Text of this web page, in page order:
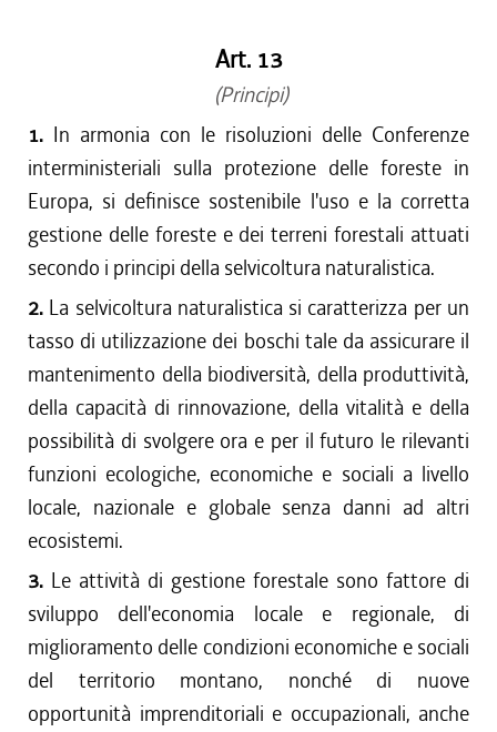
Art. 13
(Principi)
1. In armonia con le risoluzioni delle Conferenze
interministeriali sulla protezione delle foreste in
Europa, si definisce sostenibile l'uso e la corretta
gestione delle foreste e dei terreni forestali attuati
secondo i principi della selvicoltura naturalistica.
2. La selvicoltura naturalistica si caratterizza per un
tasso di utilizzazione dei boschi tale da assicurare il
mantenimento della biodiversità, della produttività,
della capacità di rinnovazione, della vitalità e della
possibilità di svolgere ora e per il futuro le rilevanti
funzioni ecologiche, economiche e sociali a livello
locale, nazionale e globale senza danni ad altri
ecosistemi.
3. Le attività di gestione forestale sono fattore di
sviluppo dell'economia locale e regionale, di
miglioramento delle condizioni economiche e sociali
del territorio montano, nonché di nuove
opportunità imprenditoriali e occupazionali, anche